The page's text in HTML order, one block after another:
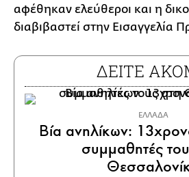
αφέθηκαν ελεύθεροι και η
διαβιβαστεί στην Εισαγγελία
ΔΕΙΤΕ
ΕΛΛΑΔΑ
Βία ανηλίκων:
συμμαθητές